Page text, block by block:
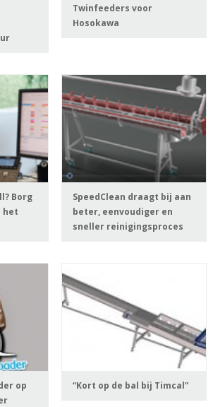
Twinfeeders voor
Hosokawa
Borg
het
SpeedClean draagt bij aan
beter, eenvoudiger en
sneller reinigingsproces
op
“Kort op de bal bij Timcal”